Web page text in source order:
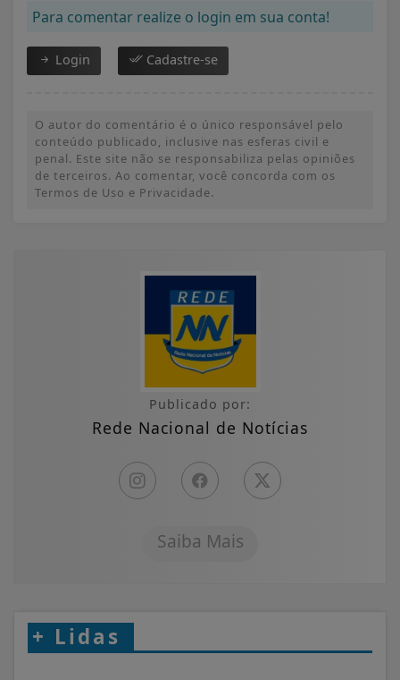
Para comentar realize o login em sua conta!
Login Cadastre-se
O autor do comentário é o único responsável pelo
conteúdo publicado, inclusive nas esferas civil e
penal. Este site não se responsabiliza pelas opiniões
de terceiros. Ao comentar, você concorda com os
Termos de Uso e Privacidade.
Publicado por:
Rede Nacional de Notícias
Saiba Mais
+ Lidas